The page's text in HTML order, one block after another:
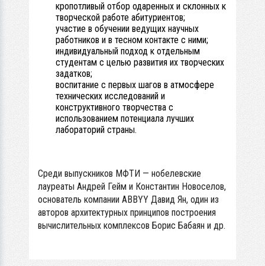
кропотливый отбор одаренных и склонных к
творческой работе абитуриентов;
участие в обучении ведущих научных
работников и в тесном контакте с ними;
индивидуальный подход к отдельным
студентам с целью развития их творческих
задатков;
воспитание с первых шагов в атмосфере
технических исследований и
конструктивного творчества с
использованием потенциала лучших
лабораторий страны.
Среди выпускников МФТИ — нобелевские
лауреаты Андрей Гейм и Константин Новоселов,
основатель компании ABBYY Давид Ян, один из
авторов архитектурных принципов построения
вычислительных комплексов Борис Бабаян и др.